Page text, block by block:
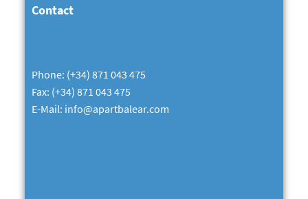
Contact
Phone: (+34) 871 043 475
Fax: (+34) 871 043 475
E-Mail: info@apartbalear.com